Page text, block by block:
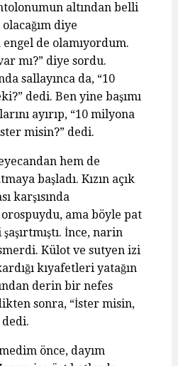
altından belli
diye
de olamıyordum.
mı?” diye sordu.
sallayınca da, “10
dedi. Ben yine başımı
ayırıp, “10 milyona
misin?” dedi.
hem de
başladı. Kızın açık
karşısında
orospuydu, ama böyle pat
İnce, narin
Külot ve sutyen izi
kıyafetleri yatağın
derin bir nefes
sonra, “İster misin,
dedi.
önce, dayım